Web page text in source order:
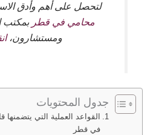
لتحصل على أهم وأدق
محامي في قطر بمكتب
ومستشارون،
جدول المحتويات
القواعد العملية التي يتضمنها
في قطر